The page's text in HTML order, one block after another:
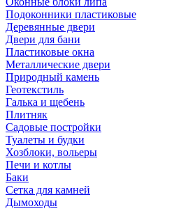
Подоконники пластиковые
Деревянные двери
Двери для бани
Пластиковые окна
Металлические двери
Природный камень
Геотекстиль
Галька и щебень
Плитняк
Садовые постройки
Туалеты и будки
Хозблоки, вольеры
Печи и котлы
Баки
Сетка для камней
Дымоходы